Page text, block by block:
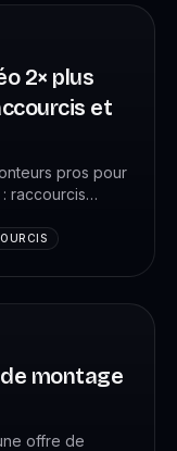
2× plus
et
pros pour
raccourcis
VK
montage
offre de